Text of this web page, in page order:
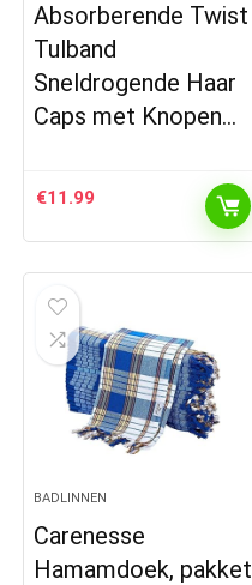
Absorberende Twist
Tulband
Sneldrogende Haar
Caps met Knopen…
€11.99
BADLINNEN
Carenesse
Hamamdoek, pakket